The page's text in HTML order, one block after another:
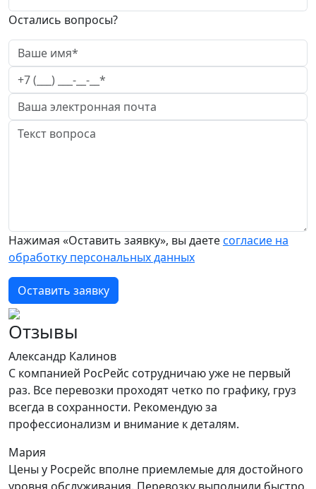
Остались вопросы?
Нажимая «Оставить заявку», вы даетесогласие на
обработку персональных данных
Оставить заявку
Отзывы
Александр Калинов
С компанией РосРейс сотрудничаю уже не первый
раз. Все перевозки проходят четко по графику, груз
всегда в сохранности. Рекомендую за
профессионализм и внимание к деталям.
Мария
Цены у Росрейс вполне приемлемые для достойного